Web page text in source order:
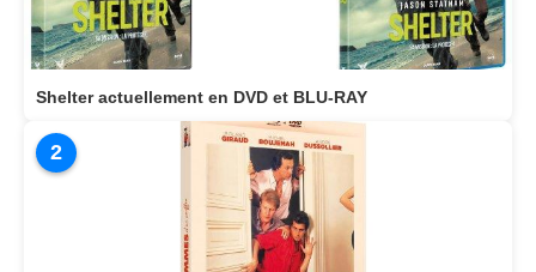
Shelter actuellement en DVD et BLU-RAY
2